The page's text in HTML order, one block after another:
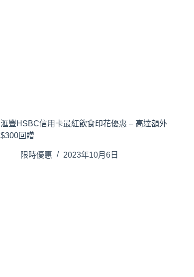
滙豐HSBC信用卡最紅飲食印花優惠 – 高達額外
$300回贈
限時優惠 2023年10月6日